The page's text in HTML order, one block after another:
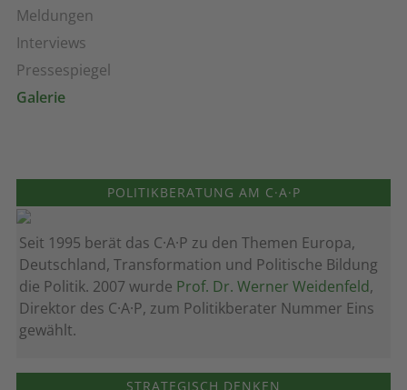
Meldungen
Interviews
Pressespiegel
Galerie
POLITIKBERATUNG AM C·A·P
Seit 1995 berät das C·A·P zu den Themen Europa,
Deutschland, Transformation und Politische Bildung
die Politik. 2007 wurde Prof. Dr. Werner Weidenfeld,
Direktor des C·A·P, zum Politik­berater Nummer Eins
gewählt.
STRATEGISCH DENKEN